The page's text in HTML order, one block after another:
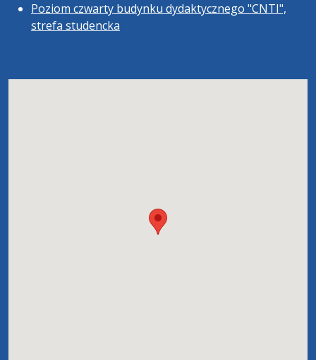
Poziom czwarty budynku dydaktycznego "CNTI",
strefa studencka